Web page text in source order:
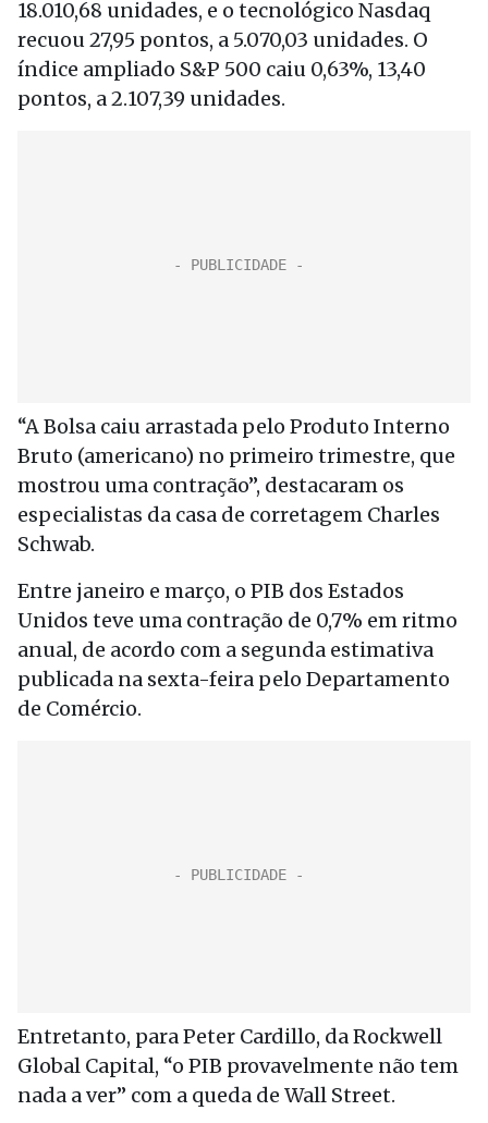
18.010,68 unidades, e o tecnológico Nasdaq
recuou 27,95 pontos, a 5.070,03 unidades. O
índice ampliado S&P 500 caiu 0,63%, 13,40
pontos, a 2.107,39 unidades.
“A Bolsa caiu arrastada pelo Produto Interno
Bruto (americano) no primeiro trimestre, que
mostrou uma contração”, destacaram os
especialistas da casa de corretagem Charles
Schwab.
Entre janeiro e março, o PIB dos Estados
Unidos teve uma contração de 0,7% em ritmo
anual, de acordo com a segunda estimativa
publicada na sexta-feira pelo Departamento
de Comércio.
Entretanto, para Peter Cardillo, da Rockwell
Global Capital, “o PIB provavelmente não tem
nada a ver” com a queda de Wall Street.